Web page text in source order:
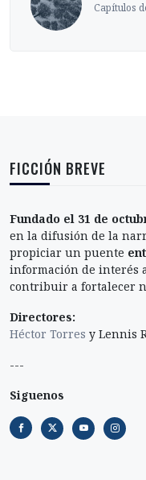
Capítulos
FICCIÓN BREVE
Fundado el 31 de
en la difusión de la
propiciar un puente
información de interés
contribuir a fortalecer
Directores:
Héctor Torres y Lennis
---
Siguenos